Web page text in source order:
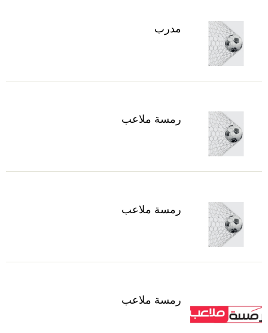
مدرب
رمسة ملاعب
رمسة ملاعب
رمسة ملاعب